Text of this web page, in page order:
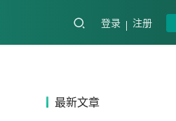
登录 注册
最新文章